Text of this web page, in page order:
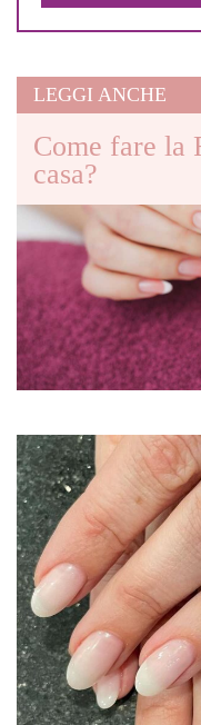
LEGGI ANCHE
Come fare la
casa?